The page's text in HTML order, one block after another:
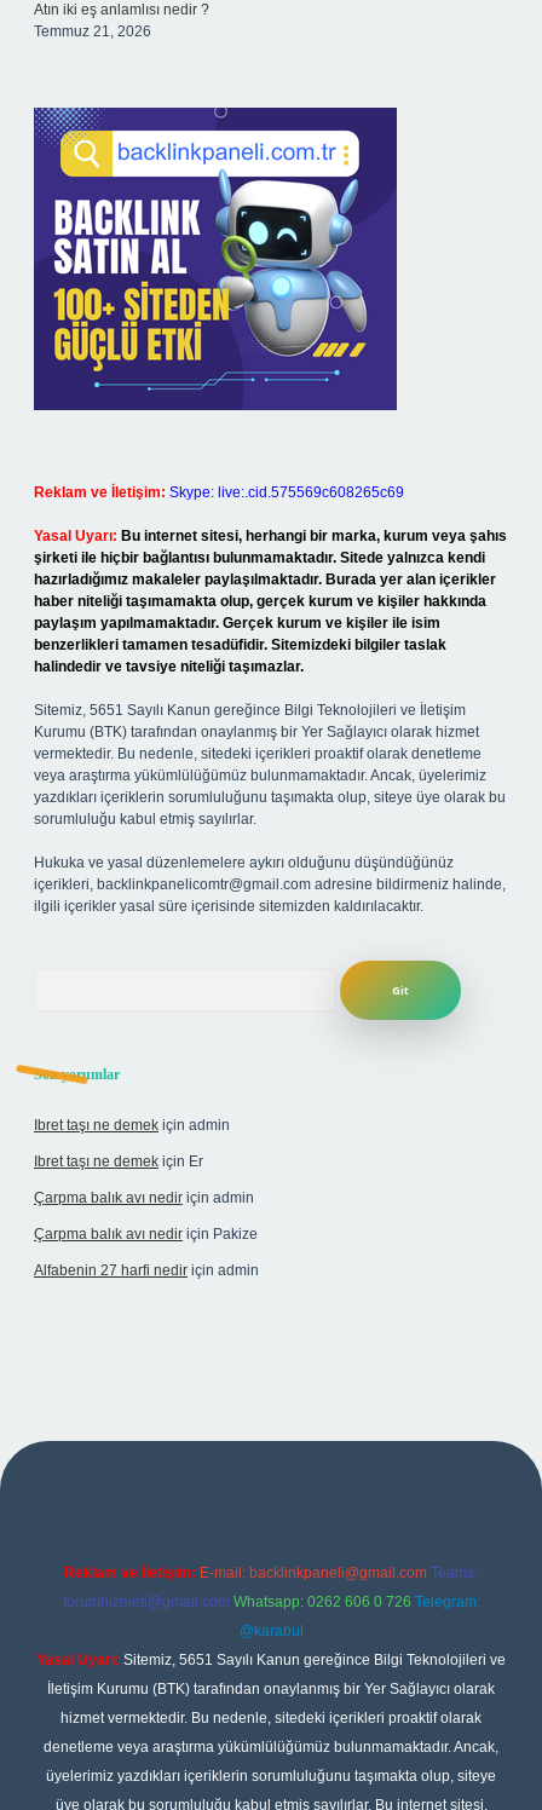
Atın iki eş anlamlısı nedir ?
Temmuz 21, 2026
Reklam ve İletişim: Skype: live:.cid.575569c608265c69
Yasal Uyarı: Bu internet sitesi, herhangi bir marka, kurum veya şahıs
şirketi ile hiçbir bağlantısı bulunmamaktadır. Sitede yalnızca kendi
hazırladığımız makaleler paylaşılmaktadır. Burada yer alan içerikler
haber niteliği taşımamakta olup, gerçek kurum ve kişiler hakkında
paylaşım yapılmamaktadır. Gerçek kurum ve kişiler ile isim
benzerlikleri tamamen tesadüfidir. Sitemizdeki bilgiler taslak
halindedir ve tavsiye niteliği taşımazlar.
Sitemiz, 5651 Sayılı Kanun gereğince Bilgi Teknolojileri ve İletişim
Kurumu (BTK) tarafından onaylanmış bir Yer Sağlayıcı olarak hizmet
vermektedir. Bu nedenle, sitedeki içerikleri proaktif olarak denetleme
veya araştırma yükümlülüğümüz bulunmamaktadır. Ancak, üyelerimiz
yazdıkları içeriklerin sorumluluğunu taşımakta olup, siteye üye olarak bu
sorumluluğu kabul etmiş sayılırlar.
Hukuka ve yasal düzenlemelere aykırı olduğunu düşündüğünüz
içerikleri, backlinkpanelicomtr@gmail.com adresine bildirmeniz halinde,
ilgili içerikler yasal süre içerisinde sitemizden kaldırılacaktır.
Son yorumlar
Ibret taşı ne demek için admin
Ibret taşı ne demek için Er
Çarpma balık avı nedir için admin
Çarpma balık avı nedir için Pakize
Alfabenin 27 harfi nedir için admin
Reklam ve İletişim: E-mail: backlinkpaneli@gmail.com Teams:
forumhizmeti@gmail.com Whatsapp: 0262 606 0 726 Telegram:
@karabul
Yasal Uyarı: Sitemiz, 5651 Sayılı Kanun gereğince Bilgi Teknolojileri ve
İletişim Kurumu (BTK) tarafından onaylanmış bir Yer Sağlayıcı olarak
hizmet vermektedir. Bu nedenle, sitedeki içerikleri proaktif olarak
denetleme veya araştırma yükümlülüğümüz bulunmamaktadır. Ancak,
üyelerimiz yazdıkları içeriklerin sorumluluğunu taşımakta olup, siteye
üye olarak bu sorumluluğu kabul etmiş sayılırlar. Bu internet sitesi,